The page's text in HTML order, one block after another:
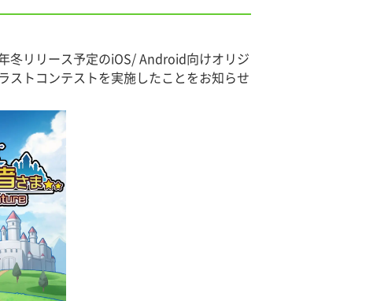
冬リリース予定のiOS/ Android向けオリジ
ストコンテストを実施したことをお知らせ